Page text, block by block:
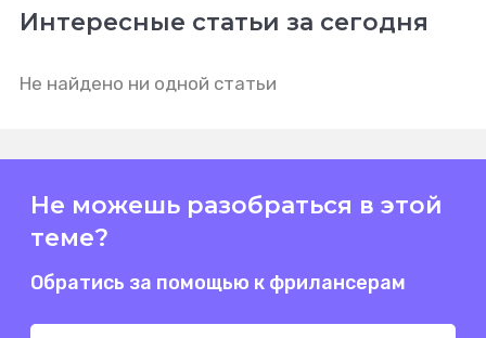
Интересные статьи за сегодня
Не найдено ни одной статьи
Не можешь разобраться в этой
теме?
Обратись за помощью к фрилансерам